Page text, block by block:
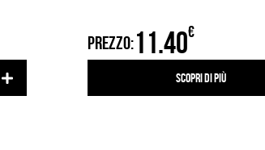
PREZZO:11.40€
Scopri di più